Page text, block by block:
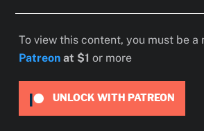
To view this content, you must be a
Patreon at $1or more
UNLOCK WITH PATREON